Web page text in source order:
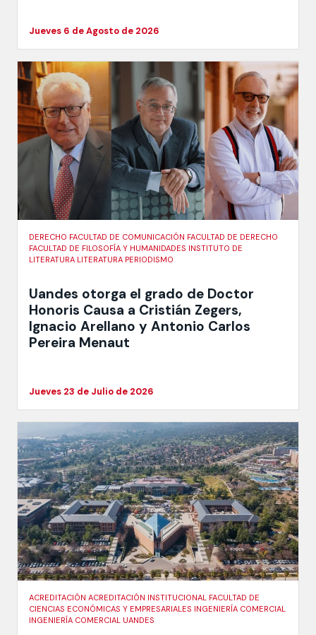
Jueves 6 de Agosto de 2026
DERECHO FACULTAD DE COMUNICACIÓN FACULTAD DE DERECHO
FACULTAD DE FILOSOFÍA Y HUMANIDADES INSTITUTO DE
LITERATURA LITERATURA PERIODISMO
Uandes otorga el grado de Doctor
Honoris Causa a Cristián Zegers,
Ignacio Arellano y Antonio Carlos
Pereira Menaut
Jueves 23 de Julio de 2026
ACREDITACIÓN ACREDITACIÓN INSTITUCIONAL FACULTAD DE
CIENCIAS ECONÓMICAS Y EMPRESARIALES INGENIERÍA COMERCIAL
INGENIERÍA COMERCIAL UANDES